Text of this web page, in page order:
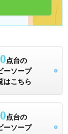
点台の
ーソープ
はこちら
点台の
ーソープ